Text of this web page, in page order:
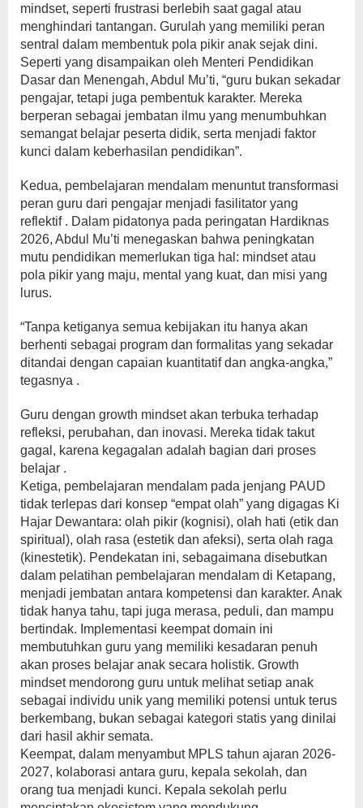
mindset, seperti frustrasi berlebih saat gagal atau
menghindari tantangan. Gurulah yang memiliki peran
sentral dalam membentuk pola pikir anak sejak dini.
Seperti yang disampaikan oleh Menteri Pendidikan
Dasar dan Menengah, Abdul Mu’ti, “guru bukan sekadar
pengajar, tetapi juga pembentuk karakter. Mereka
berperan sebagai jembatan ilmu yang menumbuhkan
semangat belajar peserta didik, serta menjadi faktor
kunci dalam keberhasilan pendidikan”.
Kedua, pembelajaran mendalam menuntut transformasi
peran guru dari pengajar menjadi fasilitator yang
reflektif . Dalam pidatonya pada peringatan Hardiknas
2026, Abdul Mu’ti menegaskan bahwa peningkatan
mutu pendidikan memerlukan tiga hal: mindset atau
pola pikir yang maju, mental yang kuat, dan misi yang
lurus.
“Tanpa ketiganya semua kebijakan itu hanya akan
berhenti sebagai program dan formalitas yang sekadar
ditandai dengan capaian kuantitatif dan angka-angka,”
tegasnya .
Guru dengan growth mindset akan terbuka terhadap
refleksi, perubahan, dan inovasi. Mereka tidak takut
gagal, karena kegagalan adalah bagian dari proses
belajar .
Ketiga, pembelajaran mendalam pada jenjang PAUD
tidak terlepas dari konsep “empat olah” yang digagas Ki
Hajar Dewantara: olah pikir (kognisi), olah hati (etik dan
spiritual), olah rasa (estetik dan afeksi), serta olah raga
(kinestetik). Pendekatan ini, sebagaimana disebutkan
dalam pelatihan pembelajaran mendalam di Ketapang,
menjadi jembatan antara kompetensi dan karakter. Anak
tidak hanya tahu, tapi juga merasa, peduli, dan mampu
bertindak. Implementasi keempat domain ini
membutuhkan guru yang memiliki kesadaran penuh
akan proses belajar anak secara holistik. Growth
mindset mendorong guru untuk melihat setiap anak
sebagai individu unik yang memiliki potensi untuk terus
berkembang, bukan sebagai kategori statis yang dinilai
dari hasil akhir semata.
Keempat, dalam menyambut MPLS tahun ajaran 2026-
2027, kolaborasi antara guru, kepala sekolah, dan
orang tua menjadi kunci. Kepala sekolah perlu